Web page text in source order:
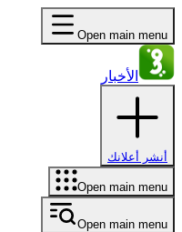
Open main menu
الأخبار
أنشر أعلانك
Open main menu
Open main menu